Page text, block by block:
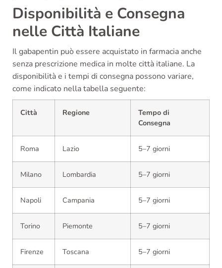
Disponibilità e Consegna
nelle Città Italiane
Il gabapentin può essere acquistato in farmacia anche
senza prescrizione medica in molte città italiane. La
disponibilità e i tempi di consegna possono variare,
come indicato nella tabella seguente:
Città Regione
Tempo di
Consegna
Roma Lazio 5–7 giorni
Milano Lombardia 5–7 giorni
Napoli Campania 5–7 giorni
Torino Piemonte 5–7 giorni
Firenze Toscana 5–7 giorni